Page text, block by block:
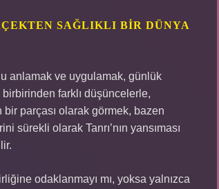
SAĞLIKLI BIR DÜNYA
anlamak ve uygulamak, günlük
farklı düşüncelerle,
parçası olarak görmek, bazen
sürekli olarak Tanrı’nın yansıması
odaklanmayı mı, yoksa yalnızca